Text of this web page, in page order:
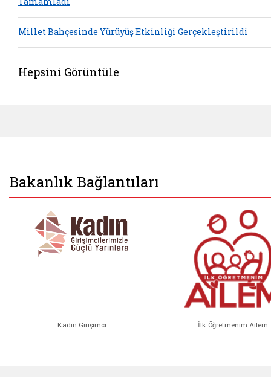
Millet Bahçesinde Yürüyüş Etkinliği Gerçekleştirildi
Hepsini Görüntüle
Bakanlık Bağlantıları
Kadın Girişimci İlk Öğretmenim Ailem